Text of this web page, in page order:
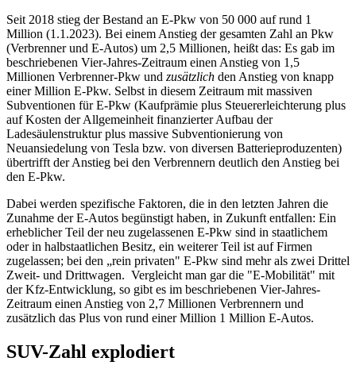
Seit 2018 stieg der Bestand an E-Pkw von 50 000 auf rund 1
Million (1.1.2023). Bei einem Anstieg der gesamten Zahl an Pkw
(Verbrenner und E-Autos) um 2,5 Millionen, heißt das: Es gab im
beschriebenen Vier-Jahres-Zeitraum einen Anstieg von 1,5
Millionen Verbrenner-Pkw und zusätzlich den Anstieg von knapp
einer Million E-Pkw. Selbst in diesem Zeitraum mit massiven
Subventionen für E-Pkw (Kaufprämie plus Steuererleichterung plus
auf Kosten der Allgemeinheit finanzierter Aufbau der
Ladesäulenstruktur plus massive Subventionierung von
Neuansiedelung von Tesla bzw. von diversen Batterieproduzenten)
übertrifft der Anstieg bei den Verbrennern deutlich den Anstieg bei
den E-Pkw.
Dabei werden spezifische Faktoren, die in den letzten Jahren die
Zunahme der E-Autos begünstigt haben, in Zukunft entfallen: Ein
erheblicher Teil der neu zugelassenen E-Pkw sind in staatlichem
oder in halbstaatlichen Besitz, ein weiterer Teil ist auf Firmen
zugelassen; bei den „rein privaten" E-Pkw sind mehr als zwei Drittel
Zweit- und Drittwagen. Vergleicht man gar die "E-Mobilität" mit
der Kfz-Entwicklung, so gibt es im beschriebenen Vier-Jahres-
Zeitraum einen Anstieg von 2,7 Millionen Verbrennern und
zusätzlich das Plus von rund einer Million 1 Million E-Autos.
SUV-Zahl explodiert